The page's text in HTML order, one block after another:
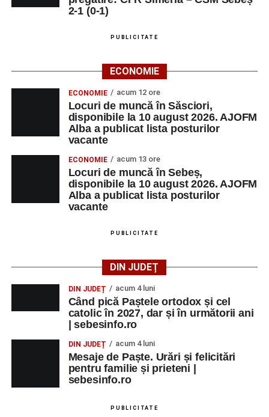
2-1 (0-1)
PUBLICITATE
ECONOMIE
ECONOMIE acum 12 ore
Locuri de muncă în Săsciori,
disponibile la 10 august 2026. AJOFM
Alba a publicat lista posturilor
vacante
ECONOMIE acum 13 ore
Locuri de muncă în Sebeș,
disponibile la 10 august 2026. AJOFM
Alba a publicat lista posturilor
vacante
PUBLICITATE
DIN JUDEȚ
DIN JUDEȚ acum 4 luni
Când pică Paștele ortodox și cel
catolic în 2027, dar și în următorii ani
| sebesinfo.ro
DIN JUDEȚ acum 4 luni
Mesaje de Paște. Urări și felicitări
pentru familie și prieteni |
sebesinfo.ro
PUBLICITATE